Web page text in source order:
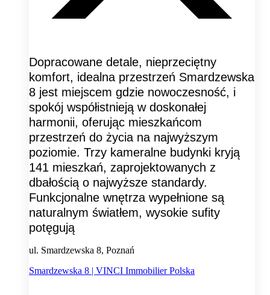
Dopracowane detale, nieprzeciętny
komfort, idealna przestrzeń Smardzewska
8 jest miejscem gdzie nowoczesność, i
spokój współistnieją w doskonałej
harmonii, oferując mieszkańcom
przestrzeń do życia na najwyższym
poziomie. Trzy kameralne budynki kryją
141 mieszkań, zaprojektowanych z
dbałością o najwyższe standardy.
Funkcjonalne wnętrza wypełnione są
naturalnym światłem, wysokie sufity
potęgują
ul. Smardzewska 8, Poznań
Smardzewska 8 | VINCI Immobilier Polska